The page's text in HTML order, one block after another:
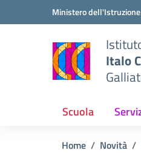
Vai ai contenuti
Vai al menu di navigazione
Ministero
Italo
Scuola
Home Novità